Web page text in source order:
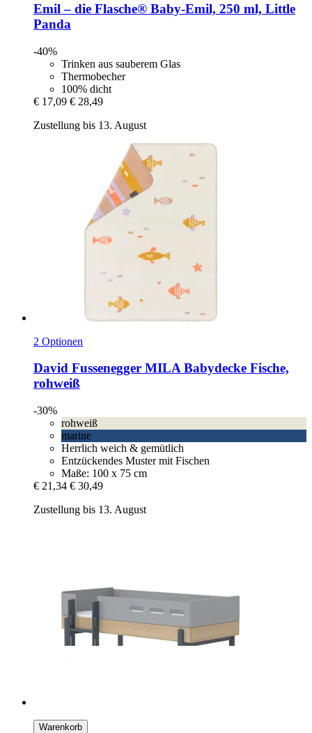
Emil – die Flasche® Baby-​Emil, 250 ml, Little
Panda
-40%
Trinken aus sauberem Glas
Thermobecher
100% dicht
€ 17,09 € 28,49
Zustellung bis 13. August
2 Optionen
David Fussenegger MILA Babydecke Fische,
rohweiß
-30%
rohweiß
marine
Herrlich weich & gemütlich
Entzückendes Muster mit Fischen
Maße: 100 x 75 cm
€ 21,34 € 30,49
Zustellung bis 13. August
Warenkorb